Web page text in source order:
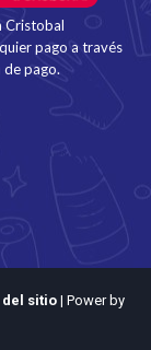
Cristobal
pago a través
pago.
del sitio| Power by